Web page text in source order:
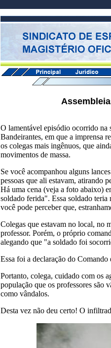
O lamentável episódio ocorrido na
Bandeirantes, em que a imprensa
os colegas mais ingênuos, que
movimentos de massa.
Se você acompanhou alguns
pessoas que ali estavam, atirando
Há uma cena (veja a foto abaixo)
soldado ferida". Essa soldado
você pode perceber que,
Colegas que estavam no local, no
professor. Porém, o próprio
alegando que "a soldado foi
Essa foi a declaração do
Portanto, colega, cuidado com os
população que os professores são
como vândalos.
Desta vez não deu certo! O